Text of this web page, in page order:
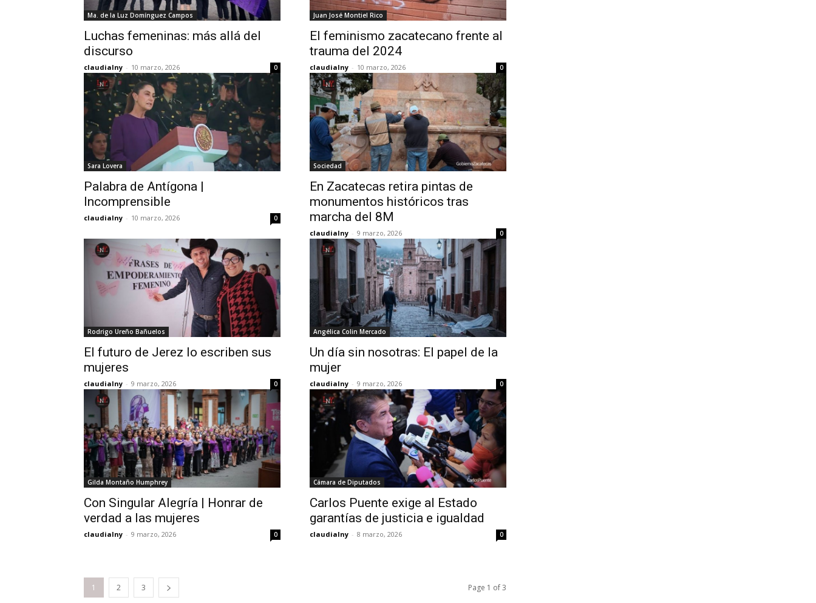
Ma. de la Luz Domínguez Campos
Luchas femeninas: más allá del
discurso
claudialny - 10 marzo, 2026 0
Juan José Montiel Rico
El feminismo zacatecano frente al
trauma del 2024
claudialny - 10 marzo, 2026 0
Sara Lovera
Palabra de Antígona |
Incomprensible
claudialny - 10 marzo, 2026 0
Sociedad
En Zacatecas retira pintas de
monumentos históricos tras
marcha del 8M
claudialny - 9 marzo, 2026 0
Rodrigo Ureño Bañuelos
El futuro de Jerez lo escriben sus
mujeres
claudialny - 9 marzo, 2026 0
Angélica Colin Mercado
Un día sin nosotras: El papel de la
mujer
claudialny - 9 marzo, 2026 0
Gilda Montaño Humphrey
Con Singular Alegría | Honrar de
verdad a las mujeres
claudialny - 9 marzo, 2026 0
Cámara de Diputados
Carlos Puente exige al Estado
garantías de justicia e igualdad
claudialny - 8 marzo, 2026 0
1 2 3 Page 1 of 3